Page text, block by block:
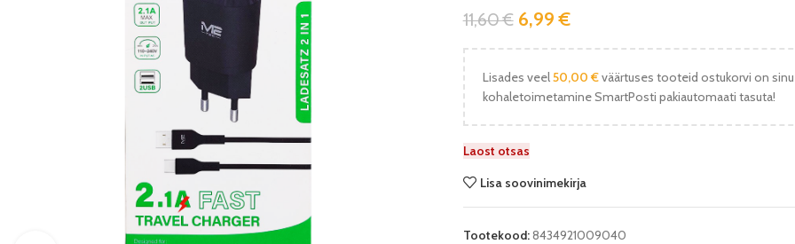
11,60€ 6,99€
Lisades veel50,00 €väärtuses tooteid ostukorvi on
kohaletoimetamine SmartPosti pakiautomaati tasuta!
Laost otsas
Lisa soovinimekirja
Tootekood:8434921009040